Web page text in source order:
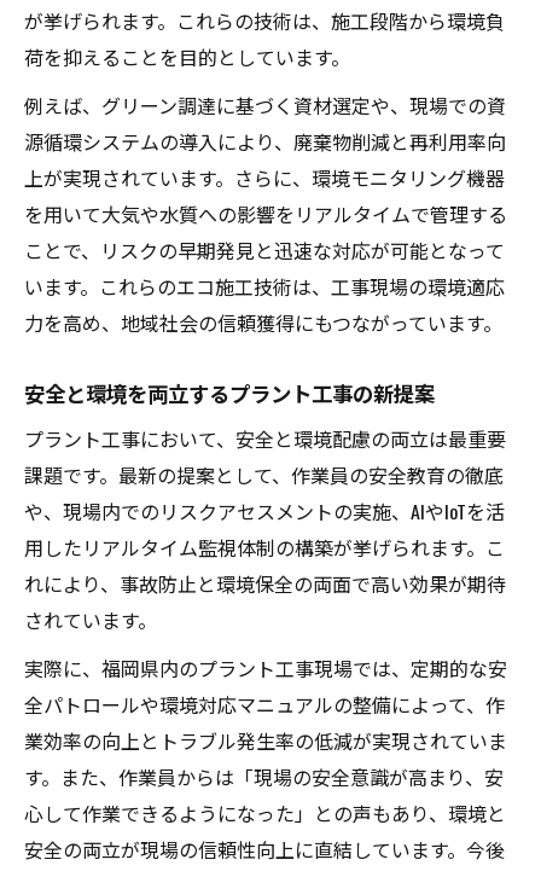
が挙げられます。これらの技術は、施工段階から環境負
荷を抑えることを目的としています。
例えば、グリーン調達に基づく資材選定や、現場での資
源循環システムの導入により、廃棄物削減と再利用率向
上が実現されています。さらに、環境モニタリング機器
を用いて大気や水質への影響をリアルタイムで管理する
ことで、リスクの早期発見と迅速な対応が可能となって
います。これらのエコ施工技術は、工事現場の環境適応
力を高め、地域社会の信頼獲得にもつながっています。
安全と環境を両立するプラント工事の新提案
プラント工事において、安全と環境配慮の両立は最重要
課題です。最新の提案として、作業員の安全教育の徹底
や、現場内でのリスクアセスメントの実施、AIやIoTを活
用したリアルタイム監視体制の構築が挙げられます。こ
れにより、事故防止と環境保全の両面で高い効果が期待
されています。
実際に、福岡県内のプラント工事現場では、定期的な安
全パトロールや環境対応マニュアルの整備によって、作
業効率の向上とトラブル発生率の低減が実現されていま
す。また、作業員からは「現場の安全意識が高まり、安
心して作業できるようになった」との声もあり、環境と
安全の両立が現場の信頼性向上に直結しています。今後